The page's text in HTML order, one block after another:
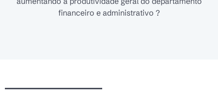
financeiro e administrativo ?